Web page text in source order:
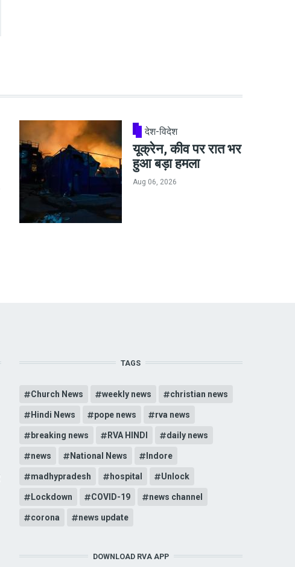
देश-विदेश
यूक्रेन, कीव पर रात भर
हुआ बड़ा हमला
Aug 06, 2026
TAGS
Church News weekly news christian news
Hindi News pope news rva news
breaking news RVA HINDI daily news
news National News Indore
madhypradesh hospital Unlock
Lockdown COVID-19 news channel
corona news update
DOWNLOAD RVA APP